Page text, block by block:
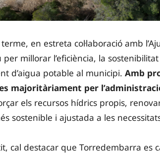
en estreta col·laboració amb
per millorar l’eficiència, la
d’aigua potable al municipi. Amb
majoritàriament per
els recursos hídrics propis,
sostenible i ajustada a les
cal destacar que Torredembarra es